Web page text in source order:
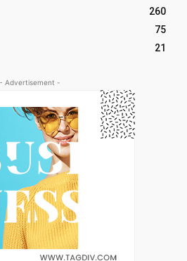
260
75
21
- Advertisement -